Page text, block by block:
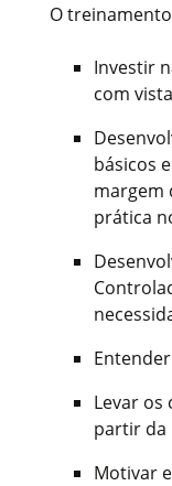
O
Investir
com
básicos
margem
prática
Levar os
partir da
Motivar